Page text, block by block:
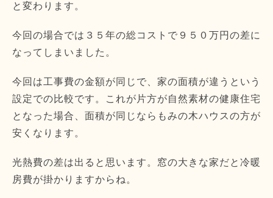
と変わります。
今回の場合では３５年の総コストで９５０万円の差に
なってしまいました。
今回は工事費の金額が同じで、家の面積が違うという
設定での比較です。これが片方が自然素材の健康住宅
となった場合、面積が同じならもみの木ハウスの方が
安くなります。
光熱費の差は出ると思います。窓の大きな家だと冷暖
房費が掛かりますからね。